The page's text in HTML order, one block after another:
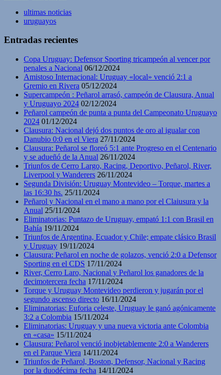
ultimas noticias
uruguayos
Entradas recientes
Copa Uruguay: Defensor Sporting tricampeón al vencer por
penales a Nacional 06/12/2024
Amistoso Internacional: Uruguay «local» venció 2:1 a
Gremio en Rivera 05/12/2024
Supercampeón : Peñarol arrasó, campeón de Clausura, Anual
y Uruguayo 2024 02/12/2024
Peñarol campeón de punta a punta del Campeonato Uruguayo
2024 01/12/2024
Clausura: Nacional dejó dos puntos de oro al igualar con
Danubio 0:0 en el Viera 27/11/2024
Clausura: Peñarol se floreó 5:1 ante Progreso en el Centenario
y se adueñó de la Anual 26/11/2024
Triunfos de Cerro Largo, Racing, Deportivo, Peñarol, River,
Liverpool y Wanderers 26/11/2024
Segunda División: Uruguay Montevideo – Torque, martes a
las 16:30 hs. 25/11/2024
Peñarol y Nacional en el mano a mano por el Claiusura y la
Anual 25/11/2024
Eliminatorias: Puntazo de Uruguay, empató 1:1 con Brasil en
Bahía 19/11/2024
Triunfos de Argentina, Ecuador y Chile; empate clásico Brasil
y Uruguay 19/11/2024
Clausura: Peñarol en noche de golazos, venció 2:0 a Defensor
Sporting en el CDS 17/11/2024
River, Cerro Laro, Nacional y Peñarol los ganadores de la
decimotercera fecha 17/11/2024
Torque y Uruguay Montevideo perdieron y jugarán por el
segundo ascenso directo 16/11/2024
Eliminatorias: Euforia celeste, Uruguay le ganó agónicamente
3:2 a Colombia 15/11/2024
Eliminatorias: Uruguay y una nueva victoria ante Colombia
en «casa» 15/11/2024
Clausura: Peñarol venció inobjetablemente 2:0 a Wanderers
en el Parque Viera 14/11/2024
Triunfos de Peñarol, Boston, Defensor, Nacional y Racing
por la duodécima fecha 14/11/2024